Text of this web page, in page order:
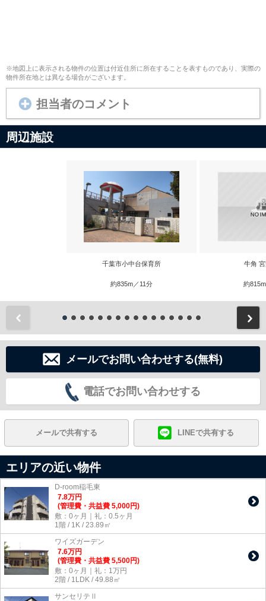
※地図上に表示される物件の位置は付近住所に所在することを表すものであり、実際の
物件所在地とは異なる場合がございます。
担当者のコメント
周辺施設
千葉市小中台保育所
約835m／11分
牛角
約
メールでお問い合わせする(無料)
電話でお問い合わせする
メールで共有する LINEで共有する
エリアの近い物件
D-room稲毛東
7.8万円
(管理費・共益費 5,000円)
敷：0ヶ月｜礼：0.5ヶ月
1階 / 1K / 23.89㎡
ワイズガーデン
7.6万円
(管理費・共益費 5,500円)
敷：0ヶ月｜礼：1万円
2階 / 1LDK / 49.88㎡
サンセリテⅡ